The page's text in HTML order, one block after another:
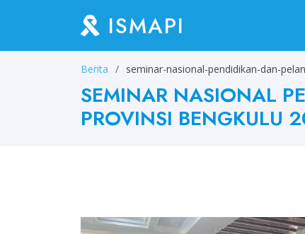
ISMAPI
Berita seminar-nasional-pendidikan-dan-
SEMINAR NASIONAL
PROVINSI BENGKULU